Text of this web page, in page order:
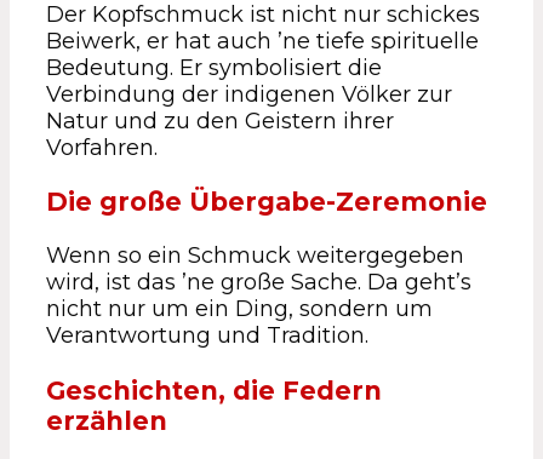
Der Kopfschmuck ist nicht nur schickes
Beiwerk, er hat auch ’ne tiefe spirituelle
Bedeutung. Er symbolisiert die
Verbindung der indigenen Völker zur
Natur und zu den Geistern ihrer
Vorfahren.
Die große Übergabe-Zeremonie
Wenn so ein Schmuck weitergegeben
wird, ist das ’ne große Sache. Da geht’s
nicht nur um ein Ding, sondern um
Verantwortung und Tradition.
Geschichten, die Federn
erzählen